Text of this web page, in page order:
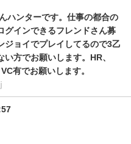
ハンターです。仕事の都合の
グインできるフレンドさん募
ジョイでプレイしてるので3乙
方でお願いします。HR、
有でお願いします。